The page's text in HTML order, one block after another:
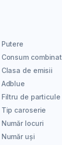
Putere
Consum combinat
Clasa de emisii
Adblue
Filtru de particule
Tip caroserie
Număr locuri
Număr uși